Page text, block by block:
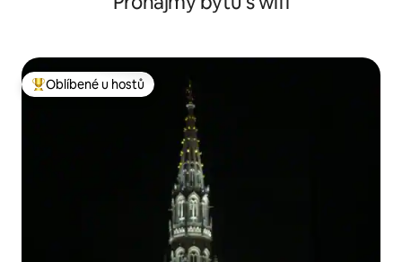
Nejlepší v kategorii Oblíbené u hostů
Oblíbené u hostů